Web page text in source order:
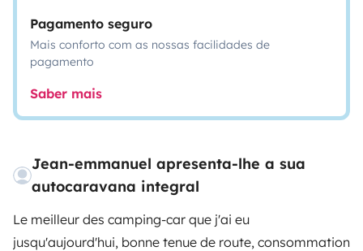
Pagamento seguro
Mais conforto com as nossas facilidades de
pagamento
Saber mais
Jean-emmanuel apresenta-lhe a sua
autocaravana integral
Le meilleur des camping-car que j'ai eu
jusqu'aujourd'hui, bonne tenue de route, consommation